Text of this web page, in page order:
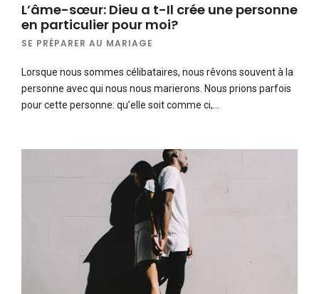
L’âme-sœur: Dieu a t-Il crée une personne
en particulier pour moi?
SE PRÉPARER AU MARIAGE
Lorsque nous sommes célibataires, nous rêvons souvent à la
personne avec qui nous nous marierons. Nous prions parfois
pour cette personne: qu’elle soit comme ci,…